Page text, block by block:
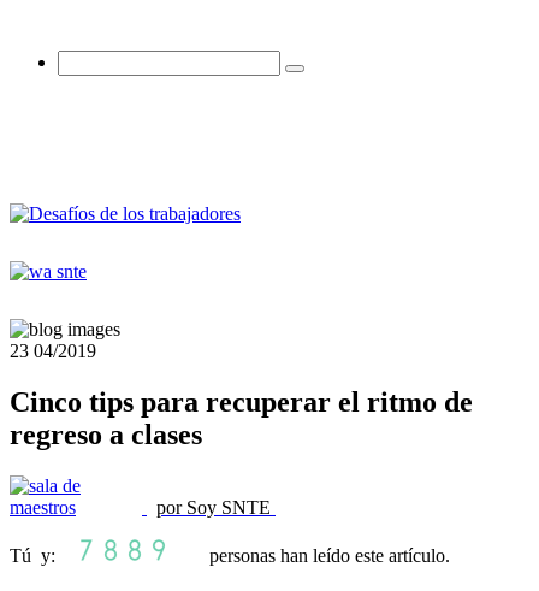
23 04/2019
Cinco tips para recuperar el ritmo de
regreso a clases
por Soy SNTE
Tú y: personas han leído este artículo.